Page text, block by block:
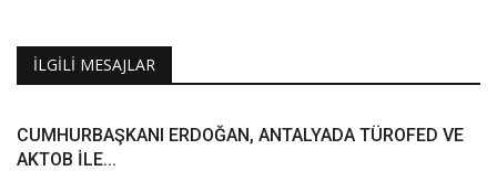
İLGILI MESAJLAR
CUMHURBAŞKANI ERDOĞAN, ANTALYADA TÜROFED VE
AKTOB İLE...